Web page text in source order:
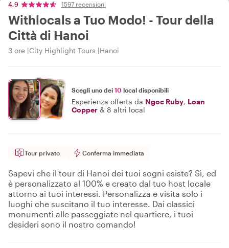
4,9 1597 recensioni
Withlocals a Tuo Modo! - Tour della
Città di Hanoi
3 ore City Highlight Tours Hanoi
Scegli uno dei 10 local disponibili
Esperienza offerta da Ngoc Ruby, Loan
Copper & 8 altri local
Tour privato Conferma immediata
Sapevi che il tour di Hanoi dei tuoi sogni esiste? Sì, ed
è personalizzato al 100% e creato dal tuo host locale
attorno ai tuoi interessi. Personalizza e visita solo i
luoghi che suscitano il tuo interesse. Dai classici
monumenti alle passeggiate nel quartiere, i tuoi
desideri sono il nostro comando!